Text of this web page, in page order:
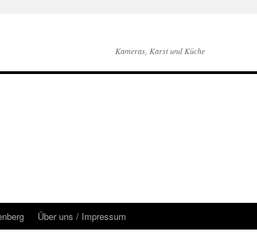
Kameras, Karst und Küche
Über uns / Impressum